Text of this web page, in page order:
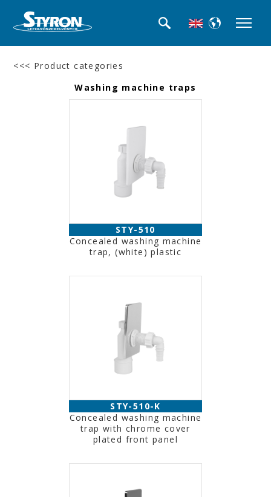
<<< Product categories
Washing machine traps
STY-510
Concealed washing machine
trap, (white) plastic
STY-510-K
Concealed washing machine
trap with chrome cover
plated front panel